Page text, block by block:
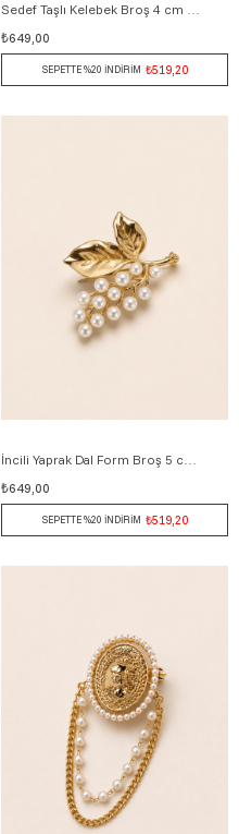
Sedef Taşlı Kelebek Broş 4 cm BEYAZ
₺649,00
SEPETTE %20 İNDİRİM ₺519,20
₺649,00
SEPETTE %20 İNDİRİM ₺519,20